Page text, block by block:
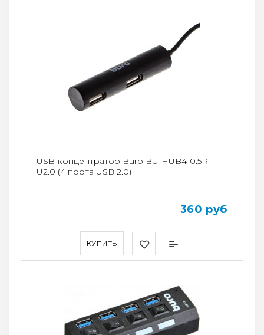
КУПИТЬ
USB-концентратор Buro BU-HUB4-0.5R-
U2.0 (4 порта USB 2.0)
360 руб